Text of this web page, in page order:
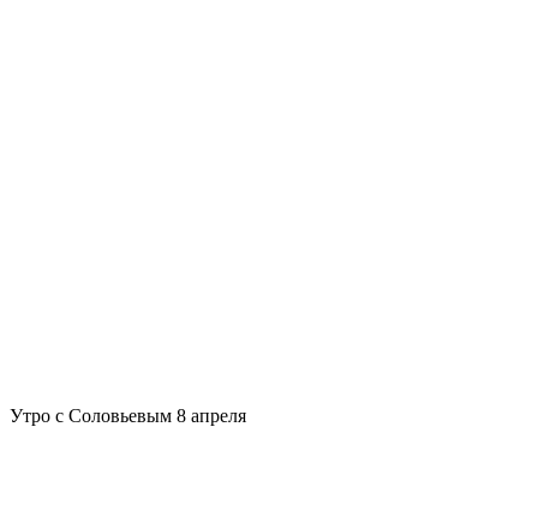
Утро с Соловьевым 8 апреля